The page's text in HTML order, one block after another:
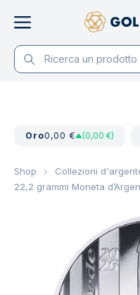
Oro0,00 € (0,00 €)
Shop
Collezioni
22,2 grammi Moneta